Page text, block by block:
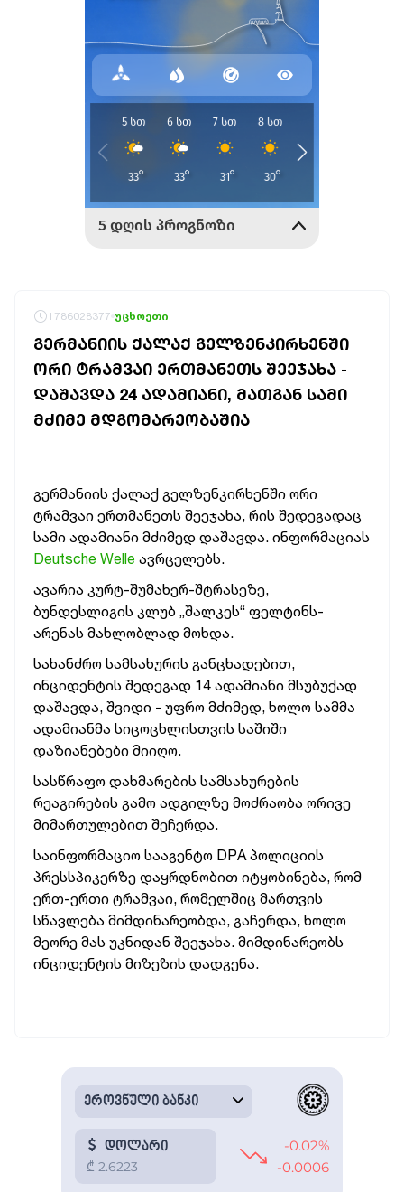
1786028377 უცხოეთი
ᲒᲔᲠᲛᲐᲜᲘᲘᲡ ᲥᲐᲚᲐᲥ ᲒᲔᲚᲖᲔᲜᲙᲘᲠᲮᲔᲜᲨᲘ
ᲝᲠᲘ ᲢᲠᲐᲛᲕᲐᲘ ᲔᲠᲗᲛᲐᲜᲔᲗᲡ ᲨᲔᲔᲯᲐᲮᲐ -
ᲓᲐᲨᲐᲕᲓᲐ 24 ᲐᲓᲐᲛᲘᲐᲜᲘ, ᲛᲐᲗᲒᲐᲜ ᲡᲐᲛᲘ
ᲛᲫᲘᲛᲔ ᲛᲓᲒᲝᲛᲐᲠᲔᲝᲑᲐᲨᲘᲐ
გერმანიის ქალაქ გელზენკირხენში ორი
ტრამვაი ერთმანეთს შეეჯახა, რის შედეგადაც
სამი ადამიანი მძიმედ დაშავდა. ინფორმაციას
Deutsche Welle ავრცელებს.
ავარია კურტ-შუმახერ-შტრასეზე,
ბუნდესლიგის კლუბ „შალკეს“ ფელტინს-
არენას მახლობლად მოხდა.
სახანძრო სამსახურის განცხადებით,
ინციდენტის შედეგად 14 ადამიანი მსუბუქად
დაშავდა, შვიდი - უფრო მძიმედ, ხოლო სამმა
ადამიანმა სიცოცხლისთვის საშიში
დაზიანებები მიიღო.
სასწრაფო დახმარების სამსახურების
რეაგირების გამო ადგილზე მოძრაობა ორივე
მიმართულებით შეჩერდა.
საინფორმაციო სააგენტო DPA პოლიციის
პრესსპიკერზე დაყრდნობით იტყობინება, რომ
ერთ-ერთი ტრამვაი, რომელშიც მართვის
სწავლება მიმდინარეობდა, გაჩერდა, ხოლო
მეორე მას უკნიდან შეეჯახა. მიმდინარეობს
ინციდენტის მიზეზის დადგენა.